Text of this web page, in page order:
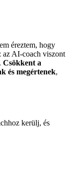
éreztem, hogy
az AI-coach viszont
Csökkent a
és megértenek,
kerülj, és